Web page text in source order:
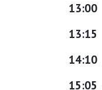
13:00
13:15
14:10
15:05